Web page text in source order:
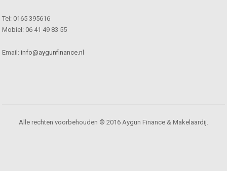
Tel: 0165 395616
Mobiel: 06 41 49 83 55
Email: info@aygunfinance.nl
Alle rechten voorbehouden © 2016 Aygun Finance & Makelaardij.